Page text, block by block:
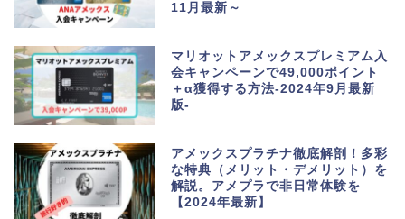
11月最新～
マリオットアメックスプレミアム入
会キャンペーンで49,000ポイント
＋α獲得する方法-2024年9月最新
版-
アメックスプラチナ徹底解剖！多彩
な特典（メリット・デメリット）を
解説。アメプラで非日常体験を
【2024年最新】